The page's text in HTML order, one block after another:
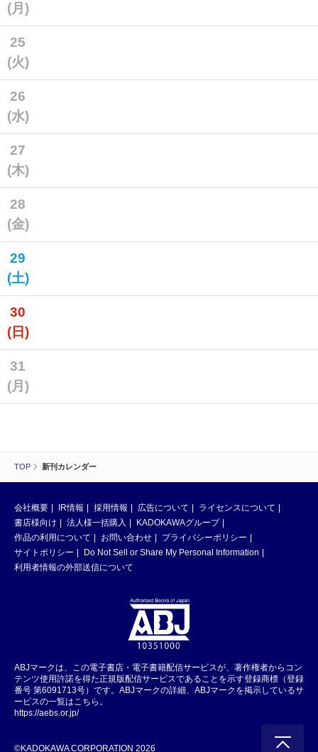
TOP 新刊カレンダー
(月)
25
(火)
26
(水)
27
(木)
28
(金)
29
(土)
30
(日)
31
(月)
会社概要 IR情報 採用情報 広告について
ライセンスについて
書店様向け
法人様一括購入
KADOKAWAグループ
作品の利用について
お問い合わせ
プライバシーポリシー
サイトポリシー
Do Not Sell or Share My Personal Information
利用者情報の外部送信について
ABJマークは、この電子書店・電子書籍配信サービスが、著作権者からコン
テンツ使用許諾を得た正規版配信サービスであることを示す登録商標（登録
番号 第6091713号）です。ABJマークの詳細、ABJマークを掲示しているサ
ービスの一覧はこちら。
https://aebs.or.jp/
©KADOKAWA CORPORATION 2026